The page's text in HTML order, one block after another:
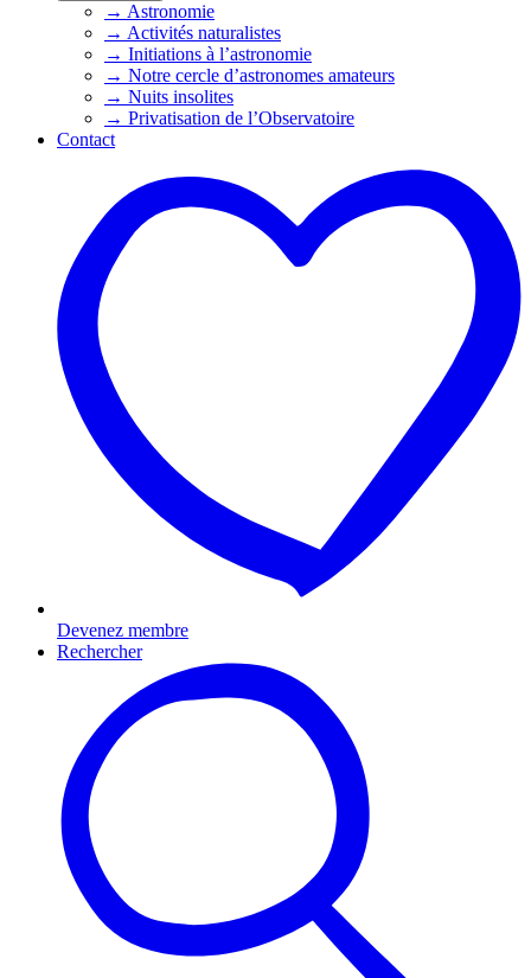
→ Astronomie
→ Activités naturalistes
→ Initiations à l’astronomie
→ Notre cercle d’astronomes amateurs
→ Nuits insolites
→ Privatisation de l’Observatoire
Contact
Devenez membre
Rechercher